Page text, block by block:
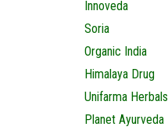
Innoveda
Soria
Organic India
Himalaya Drug
Unifarma Herbals
Planet Ayurveda